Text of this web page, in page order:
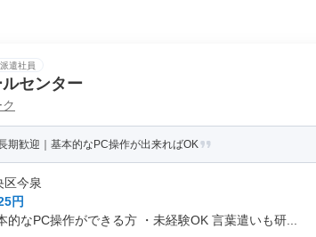
派遣社員
センター
期歓迎｜基本的なPC操作が出来ればOK
区今泉
円
的なPC操作ができる方 ・未経験OK 言葉遣いも研...